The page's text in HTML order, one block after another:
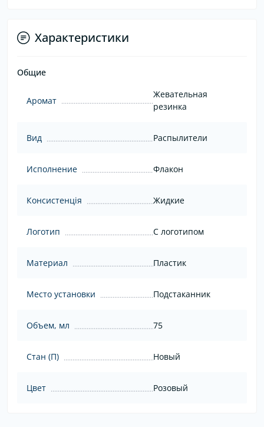
Характеристики
Общие
Аромат
Жевательная
резинка
Вид Распылители
Исполнение Флакон
Консистенція Жидкие
Логотип С логотипом
Материал Пластик
Место установки Подстаканник
Объем, мл 75
Стан (П) Новый
Цвет Розовый